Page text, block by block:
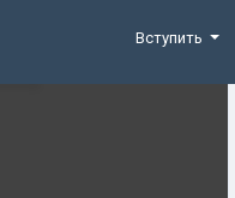
Вступить